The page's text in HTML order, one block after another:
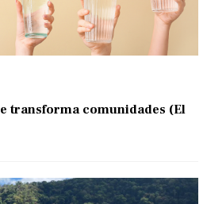
transforma comunidades (El